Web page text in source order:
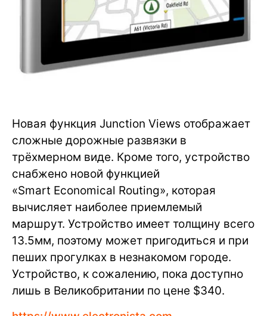
Новая функция Junction Views отображает
сложные дорожные развязки в
трёхмерном виде. Кроме того, устройство
снабжено новой функцией
«Smart Economical Routing», которая
вычисляет наиболее приемлемый
маршрут. Устройство имеет толщину всего
13.5мм, поэтому может пригодиться и при
пеших прогулках в незнакомом городе.
Устройство, к сожалению, пока доступно
лишь в Великобритании по цене $340.